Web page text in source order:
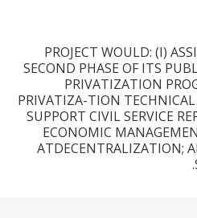
PROJECT
SECOND PHASE OF
PRIVATIZA-TION
SUPPORT CIVIL
ECONOMIC